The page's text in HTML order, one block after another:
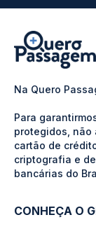
Na Quero
Para
protegidos, não
cartão de
criptografia e
bancárias do
CONHEÇA O